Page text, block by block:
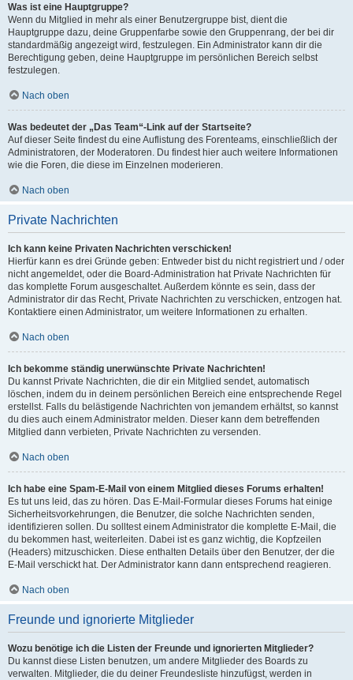
Was ist eine Hauptgruppe?
Wenn du Mitglied in mehr als einer Benutzergruppe bist, dient die
Hauptgruppe dazu, deine Gruppenfarbe sowie den Gruppenrang, der bei dir
standardmäßig angezeigt wird, festzulegen. Ein Administrator kann dir die
Berechtigung geben, deine Hauptgruppe im persönlichen Bereich selbst
festzulegen.
Nach oben
Was bedeutet der „Das Team“-Link auf der Startseite?
Auf dieser Seite findest du eine Auflistung des Forenteams, einschließlich der
Administratoren, der Moderatoren. Du findest hier auch weitere Informationen
wie die Foren, die diese im Einzelnen moderieren.
Nach oben
Private Nachrichten
Ich kann keine Privaten Nachrichten verschicken!
Hierfür kann es drei Gründe geben: Entweder bist du nicht registriert und / oder
nicht angemeldet, oder die Board-Administration hat Private Nachrichten für
das komplette Forum ausgeschaltet. Außerdem könnte es sein, dass der
Administrator dir das Recht, Private Nachrichten zu verschicken, entzogen hat.
Kontaktiere einen Administrator, um weitere Informationen zu erhalten.
Nach oben
Ich bekomme ständig unerwünschte Private Nachrichten!
Du kannst Private Nachrichten, die dir ein Mitglied sendet, automatisch
löschen, indem du in deinem persönlichen Bereich eine entsprechende Regel
erstellst. Falls du belästigende Nachrichten von jemandem erhältst, so kannst
du dies auch einem Administrator melden. Dieser kann dem betreffenden
Mitglied dann verbieten, Private Nachrichten zu versenden.
Nach oben
Ich habe eine Spam-E-Mail von einem Mitglied dieses Forums erhalten!
Es tut uns leid, das zu hören. Das E-Mail-Formular dieses Forums hat einige
Sicherheitsvorkehrungen, die Benutzer, die solche Nachrichten senden,
identifizieren sollen. Du solltest einem Administrator die komplette E-Mail, die
du bekommen hast, weiterleiten. Dabei ist es ganz wichtig, die Kopfzeilen
(Headers) mitzuschicken. Diese enthalten Details über den Benutzer, der die
E-Mail verschickt hat. Der Administrator kann dann entsprechend reagieren.
Nach oben
Freunde und ignorierte Mitglieder
Wozu benötige ich die Listen der Freunde und ignorierten Mitglieder?
Du kannst diese Listen benutzen, um andere Mitglieder des Boards zu
verwalten. Mitglieder, die du deiner Freundesliste hinzufügst, werden in